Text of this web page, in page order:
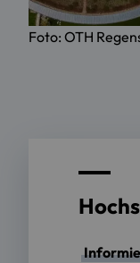
Foto: OTH